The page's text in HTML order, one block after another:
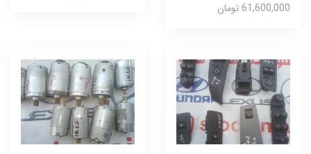
61,600,000 تومان